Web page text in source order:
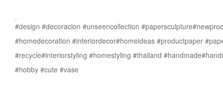
.
#design #decoracion #unseencollection #papersculpture#
#homedecoration #interiordecor#homeideas #productpaper #
#recycle#interiorstyling #homestyling #thailand #handmade#
#hobby #cute #vase